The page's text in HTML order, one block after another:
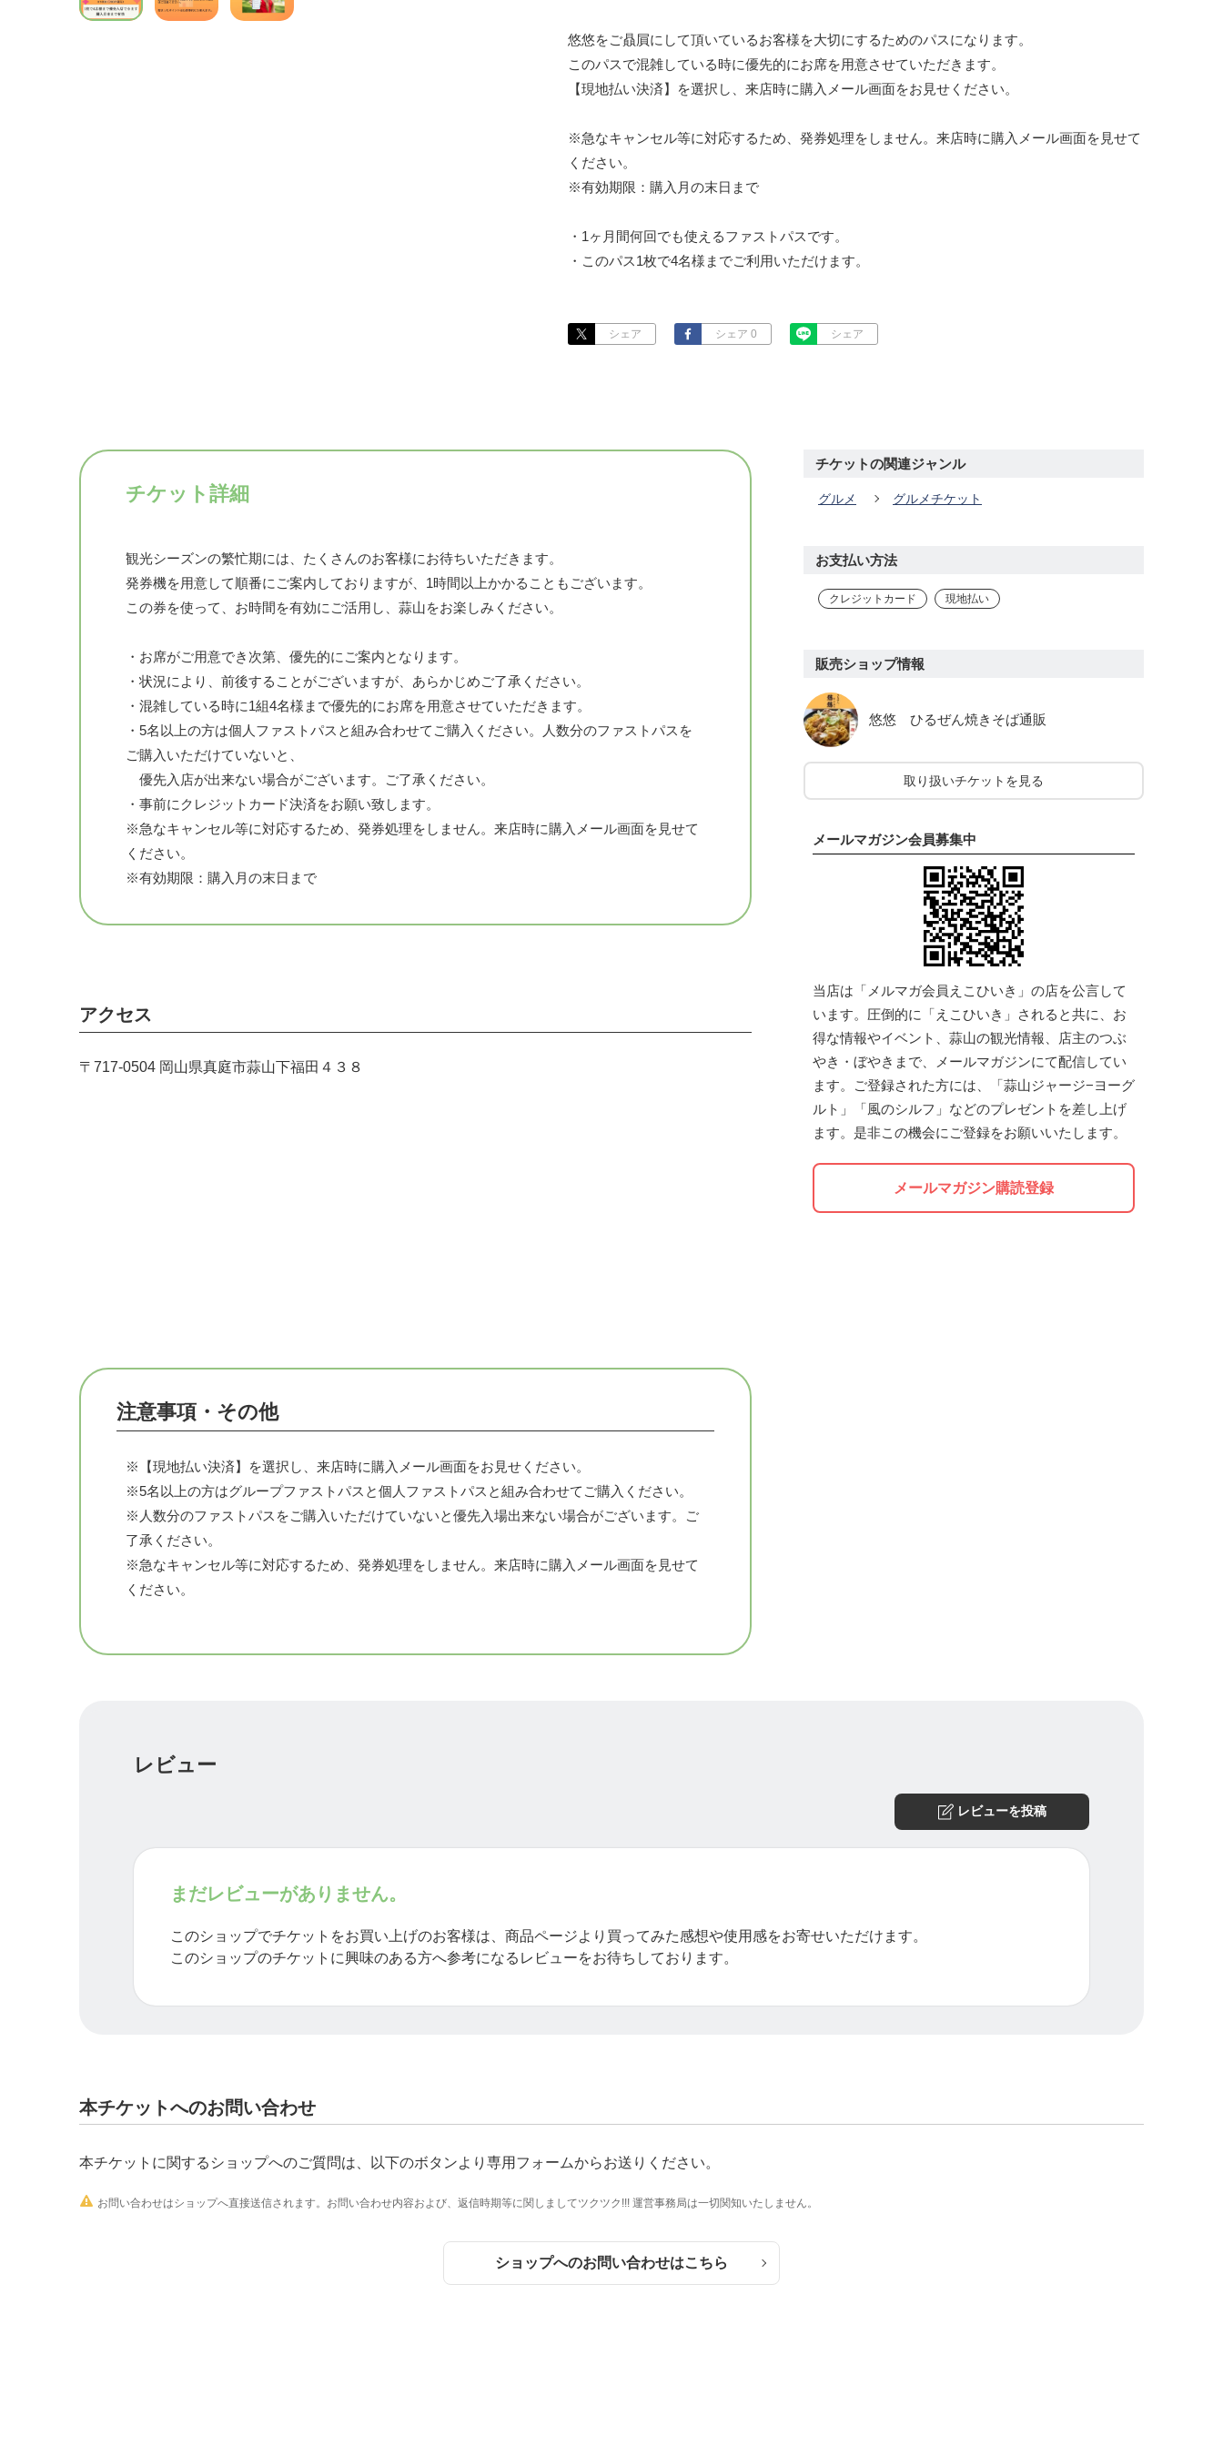
悠悠をご贔屓にして頂いているお客様を大切にするためのパスになります。
このパスで混雑している時に優先的にお席を用意させていただきます。
【現地払い決済】を選択し、来店時に購入メール画面をお見せください。
※急なキャンセル等に対応するため、発券処理をしません。来店時に購入メール画面を見せて
ください。
※有効期限：購入月の末日まで
・1ヶ月間何回でも使えるファストパスです。
・このパス1枚で4名様までご利用いただけます。
シェア シェア 0 シェア
チケット詳細
観光シーズンの繁忙期には、たくさんのお客様にお待ちいただきます。
発券機を用意して順番にご案内しておりますが、1時間以上かかることもございます。
この券を使って、お時間を有効にご活用し、蒜山をお楽しみください。
・お席がご用意でき次第、優先的にご案内となります。
・状況により、前後することがございますが、あらかじめご了承ください。
・混雑している時に1組4名様まで優先的にお席を用意させていただきます。
・5名以上の方は個人ファストパスと組み合わせてご購入ください。人数分のファストパスを
ご購入いただけていないと、
優先入店が出来ない場合がございます。ご了承ください。
・事前にクレジットカード決済をお願い致します。
※急なキャンセル等に対応するため、発券処理をしません。来店時に購入メール画面を見せて
ください。
※有効期限：購入月の末日まで
アクセス
〒717-0504 岡山県真庭市蒜山下福田４３８
注意事項・その他
※【現地払い決済】を選択し、来店時に購入メール画面をお見せください。
※5名以上の方はグループファストパスと個人ファストパスと組み合わせてご購入ください。
※人数分のファストパスをご購入いただけていないと優先入場出来ない場合がございます。ご
了承ください。
※急なキャンセル等に対応するため、発券処理をしません。来店時に購入メール画面を見せて
ください。
チケットの関連ジャンル
グルメ グルメチケット
お支払い方法
クレジットカード 現地払い
販売ショップ情報
悠悠 ひるぜん焼きそば通販
取り扱いチケットを見る
メールマガジン会員募集中
当店は「メルマガ会員えこひいき」の店を公言して
います。圧倒的に「えこひいき」されると共に、お
得な情報やイベント、蒜山の観光情報、店主のつぶ
やき・ぼやきまで、メールマガジンにて配信してい
ます。ご登録された方には、「蒜山ジャージ−ヨーグ
ルト」「風のシルフ」などのプレゼントを差し上げ
ます。是非この機会にご登録をお願いいたします。
メールマガジン購読登録
レビュー
レビューを投稿
まだレビューがありません。
このショップでチケットをお買い上げのお客様は、商品ページより買ってみた感想や使用感をお寄せいただけます。
このショップのチケットに興味のある方へ参考になるレビューをお待ちしております。
本チケットへのお問い合わせ
本チケットに関するショップへのご質問は、以下のボタンより専用フォームからお送りください。
 お問い合わせはショップへ直接送信されます。お問い合わせ内容および、返信時期等に関しましてツクツク!!! 運営事務局は一切関知いたしません。
ショップへのお問い合わせはこちら